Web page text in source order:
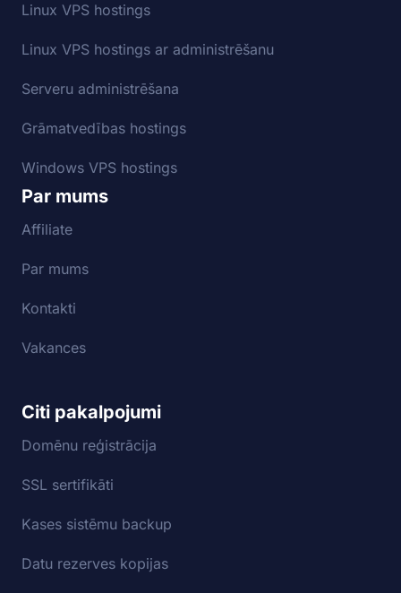
Linux VPS hostings
Linux VPS hostings ar administrēšanu
Serveru administrēšana
Grāmatvedības hostings
Windows VPS hostings
Par mums
Affiliate
Par mums
Kontakti
Vakances
Citi pakalpojumi
Domēnu reģistrācija
SSL sertifikāti
Kases sistēmu backup
Datu rezerves kopijas